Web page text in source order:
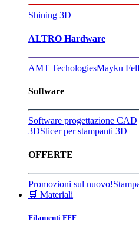
Shining 3D
ALTRO Hardware
AMT TechologiesMayku
Software
Software progettazione CAD
3DSlicer per stampanti 3D
OFFERTE
Promozioni sul nuovo!
🛒 Materiali
Filamenti FFF